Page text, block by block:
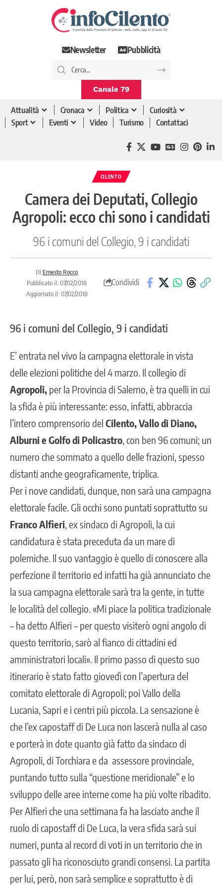
Newsletter Pubblicità
Canale 79
Attualità Cronaca Politica
Curiosità
Sport
Eventi Video Turismo Contattaci
CILENTO
Camera dei Deputati, Collegio
Agropoli: ecco chi sono i candidati
96 i comuni del Collegio, 9 i candidati
Di:Ernesto Rocco
Pubblicato il: 07/02/2018
Aggiornato il: 07/02/2018
Condividi
96 i comuni del Collegio, 9 i candidati
E’ entrata nel vivo la campagna elettorale in vista
delle elezioni politiche del 4 marzo. Il collegio di
Agropoli, per la Provincia di Salerno, è tra quelli in cui
la sfida è più interessante: esso, infatti, abbraccia
l’intero comprensorio del Cilento, Vallo di Diano,
Alburni e Golfo di Policastro , con ben 96 comuni; un
numero che sommato a quello delle frazioni, spesso
distanti anche geograficamente, triplica.
Per i nove candidati, dunque, non sarà una campagna
elettorale facile. Gli occhi sono puntati soprattutto su
Franco Alfieri , ex sindaco di Agropoli, la cui
candidatura è stata preceduta da un mare di
polemiche. Il suo vantaggio è quello di conoscere alla
perfezione il territorio ed infatti ha già annunciato che
la sua campagna elettorale sarà tra la gente, in tutte
le località del collegio. «Mi piace la politica tradizionale
– ha detto Alfieri – per questo visiterò ogni angolo di
questo territorio, sarò al fianco di cittadini ed
amministratori locali». Il primo passo di questo suo
itinerario è stato fatto giovedì con l’apertura del
comitato elettorale di Agropoli; poi Vallo della
Lucania, Sapri e i centri più piccola. La sensazione è
che l’ex capostaff di De Luca non lascerà nulla al caso
e porterà in dote quanto già fatto da sindaco di
Agropoli, di Torchiara e da assessore provinciale,
puntando tutto sulla “questione meridionale” e lo
sviluppo delle aree interne come ha più volte ribadito.
Per Alfieri che una settimana fa ha lasciato anche il
ruolo di capostaff di De Luca, la vera sfida sarà sui
numeri, punta al record di voti in un territorio che in
passato gli ha riconosciuto grandi consensi. La partita
per lui, però, non sarà semplice e soprattutto è di